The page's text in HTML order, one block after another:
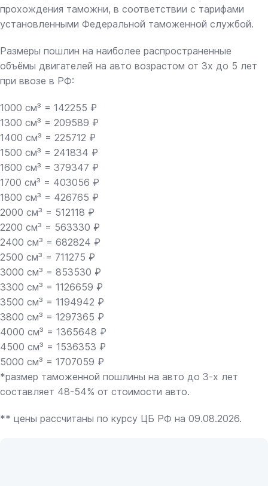
прохождения таможни, в соответствии с тарифами
установленными Федеральной таможенной службой.
Размеры пошлин на наиболее распространенные
объёмы двигателей на авто возрастом от 3х до 5 лет
при ввозе в РФ:
1000 см³ = 142255 ₽
1300 см³ = 209589 ₽
1400 см³ = 225712 ₽
1500 см³ = 241834 ₽
1600 см³ = 379347 ₽
1700 см³ = 403056 ₽
1800 см³ = 426765 ₽
2000 см³ = 512118 ₽
2200 см³ = 563330 ₽
2400 см³ = 682824 ₽
2500 см³ = 711275 ₽
3000 см³ = 853530 ₽
3300 см³ = 1126659 ₽
3500 см³ = 1194942 ₽
3800 см³ = 1297365 ₽
4000 см³ = 1365648 ₽
4500 см³ = 1536353 ₽
5000 см³ = 1707059 ₽
*размер таможенной пошлины на авто до 3-х лет
составляет 48-54% от стоимости авто.
** цены рассчитаны по курсу ЦБ РФ на 09.08.2026.